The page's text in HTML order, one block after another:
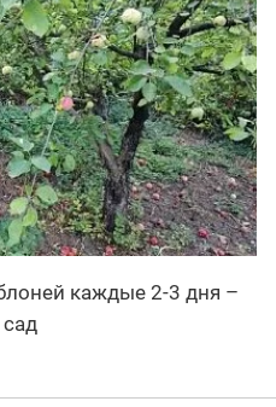
каждые 2-3 дня –